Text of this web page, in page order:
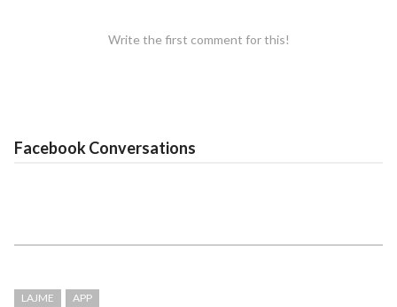
Write the first comment for this!
Facebook Conversations
LAJME APP